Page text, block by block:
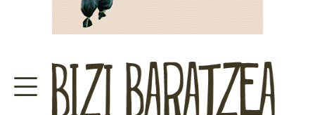
GARAIKO LANAK ETA ILARGIA
EUSKAL HERRIKO ZUHAITZA ETA